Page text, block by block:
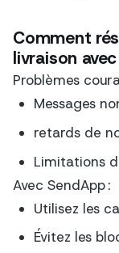
Comment
livraison
Problèmes
Messages
retards de
Limitations
Avec SendApp :
Utilisez les
Évitez les